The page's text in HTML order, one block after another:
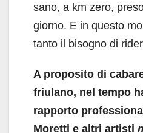
sano, a km zero,
giorno. E in questo
tanto il bisogno di
A proposito di
friulano, nel tempo
rapporto
Moretti e altri artisti